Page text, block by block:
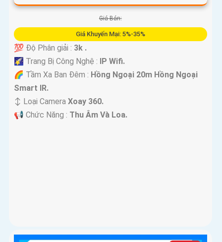
Giá Bán:
Giá Khuyến Mại: 5%-35%
💯 Độ Phân giải : 3k .
🌠 Trang Bị Công Nghệ : IP Wifi.
🌈 Tầm Xa Ban Đêm : Hồng Ngoại 20m Hồng Ngoại
Smart IR.
↕️ Loại Camera Xoay 360.
️📢 Chức Năng : Thu Âm Và Loa.